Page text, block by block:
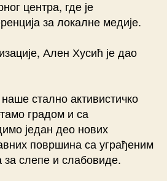
центра, где је
за локалне медије.
Ален Хусић је дао
стално активистичко
градом и са
један део нових
површина са уграђеним
за слепе и слабовиде.